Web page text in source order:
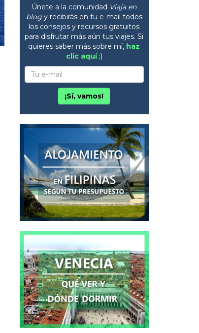
Únete a la comunidad Viaja en
blogy recibirás en tu e-mail todos
los consejos y recursos gratuitos
para disfrutar más aún tus viajes. Si
quieres saber más sobre mí, haz
clic aquí;)
¡Sí, vamos!